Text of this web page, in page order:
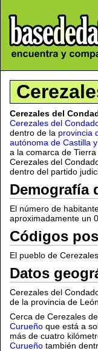
Cerezales del
Cerezales del
dentro de la provincia
autónoma de Castilla
a la comarca de
Cerezales del
dentro del partido
Demografía
El número de
aproximadamente un
Códigos
El pueblo de
Datos
Cerezales del
de la provincia de León.
Cerca de Cerezales
Curueño que está a
más de cuatro
Curueño también